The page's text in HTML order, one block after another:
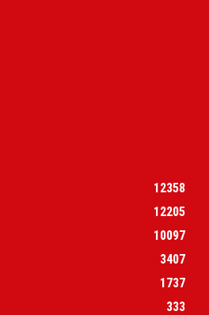
12358
12205
10097
3407
1737
333